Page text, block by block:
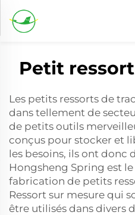
Petit
Les petits ressorts de
dans tellement de
de petits outils
conçus pour stocker et
les besoins, ils ont donc
Hongsheng Spring est
fabrication de petits
Ressort sur mesure qui
être utilisés dans divers